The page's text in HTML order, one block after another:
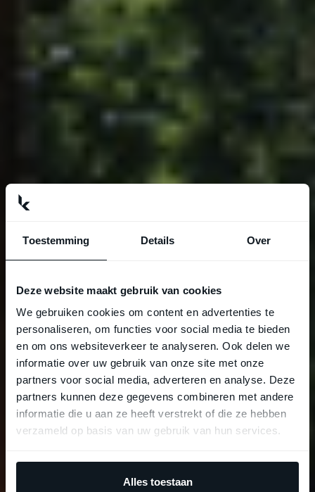
Toestemming Details Over
Deze website maakt gebruik van cookies
We gebruiken cookies om content en advertenties te
personaliseren, om functies voor social media te bieden
en om ons websiteverkeer te analyseren. Ook delen we
informatie over uw gebruik van onze site met onze
partners voor social media, adverteren en analyse. Deze
partners kunnen deze gegevens combineren met andere
informatie die u aan ze heeft verstrekt of die ze hebben
verzameld op basis van uw gebruik van hun services.
Alles toestaan